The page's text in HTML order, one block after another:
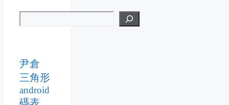
尹倉
三角形
android
碼表